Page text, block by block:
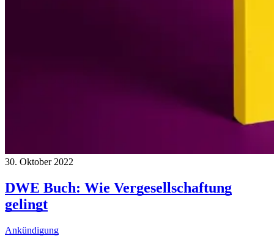
30. Oktober 2022
DWE Buch: Wie Vergesellschaftung
gelingt
Ankündigung